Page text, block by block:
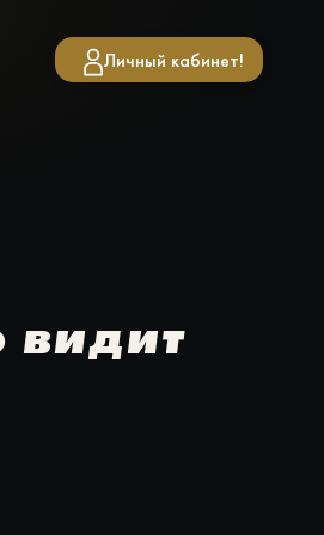
Личный кабинет!
видит